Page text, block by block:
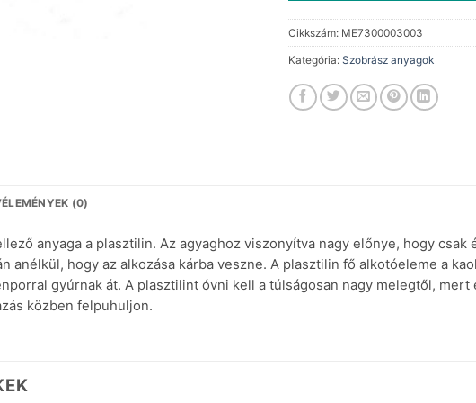
Cikkszám: ME7300003003
Kategória: Szobrász anyagok
(0)
anyaga a plasztilin. Az agyaghoz viszonyítva nagy előnye, hogy csak
anélkül, hogy az alkozása kárba veszne. A plasztilin fő alkotóeleme a
gyúrnak át. A plasztilint óvni kell a túlságosan nagy melegtől,
közben felpuhuljon.